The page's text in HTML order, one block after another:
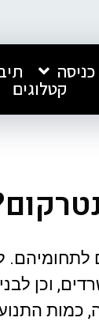
קטלוגים
וכן
בחום!